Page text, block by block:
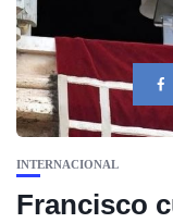
INTERNACIONAL
Francisco